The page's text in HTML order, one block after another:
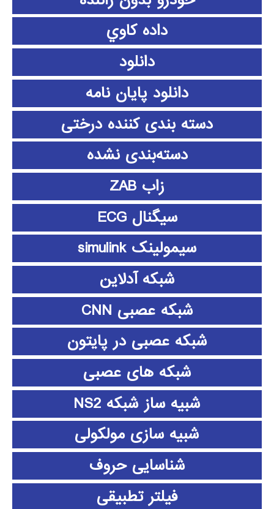
داده كاوي
دانلود
دانلود پايان نامه
دسته بندی کننده درختی
دسته‌بندی نشده
زاب ZAB
سیگنال ECG
سیمولینک simulink
شبکه آدلاین
شبکه عصبی CNN
شبکه عصبی در پایتون
شبکه های عصبی
شبیه ساز شبکه NS2
شبیه سازی مولکولی
شناسایی حروف
فیلتر تطبیقی